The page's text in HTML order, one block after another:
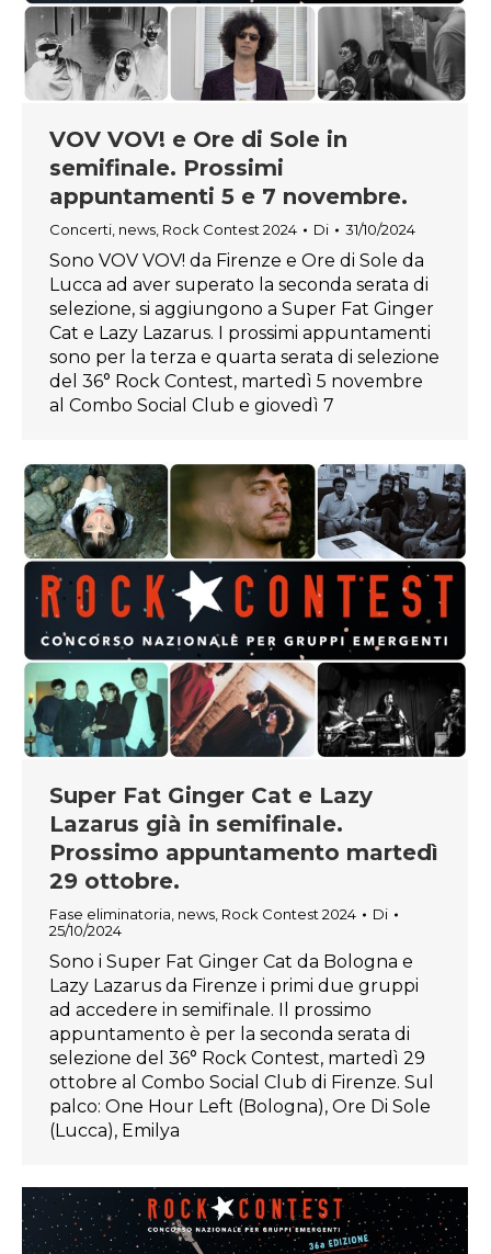
VOV VOV! e Ore di Sole in
semifinale. Prossimi
appuntamenti 5 e 7 novembre.
Concerti news Rock Contest 2024 Di 31/10/2024
Sono VOV VOV! da Firenze e Ore di Sole da
Lucca ad aver superato la seconda serata di
selezione, si aggiungono a Super Fat Ginger
Cat e Lazy Lazarus. I prossimi appuntamenti
sono per la terza e quarta serata di selezione
del 36° Rock Contest, martedì 5 novembre
al Combo Social Club e giovedì 7
Super Fat Ginger Cat e Lazy
Lazarus già in semifinale.
Prossimo appuntamento martedì
29 ottobre.
Fase eliminatoria news Rock Contest 2024
Di
25/10/2024
Sono i Super Fat Ginger Cat da Bologna e
Lazy Lazarus da Firenze i primi due gruppi
ad accedere in semifinale. Il prossimo
appuntamento è per la seconda serata di
selezione del 36° Rock Contest, martedì 29
ottobre al Combo Social Club di Firenze. Sul
palco: One Hour Left (Bologna), Ore Di Sole
(Lucca), Emilya